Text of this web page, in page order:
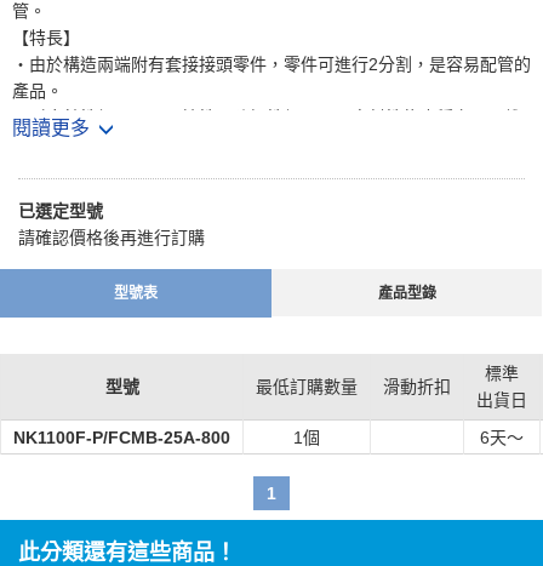
管。
【特長】
・由於構造兩端附有套接接頭零件，零件可進行2分割，是容易配管的
產品。
・耐腐蝕性優異。・可撓性、防振性優異。・密封性能也穩定，可維
・事先在套接接頭上塗佈密封劑，可省去配管時塗佈密封劑的時間。
・襯墊的標準為FCMB零件=非石棉、SUS304零件=PTFE。
【用途】
・吸收機器產生的振動，防止配管破損。
閱讀更多
已選定型號
請確認價格後再進行訂購
型號表 產品型錄
型號 最低訂購數量 滑動折扣
標準
出貨日
NK1100F-P/FCMB-25A-800
1個 6天～
1
此分類還有這些商品！